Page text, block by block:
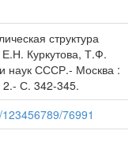
структура
Е.Н. Куркутова, Т.Ф.
наук СССР.- Москва :
С. 342-345.
76991